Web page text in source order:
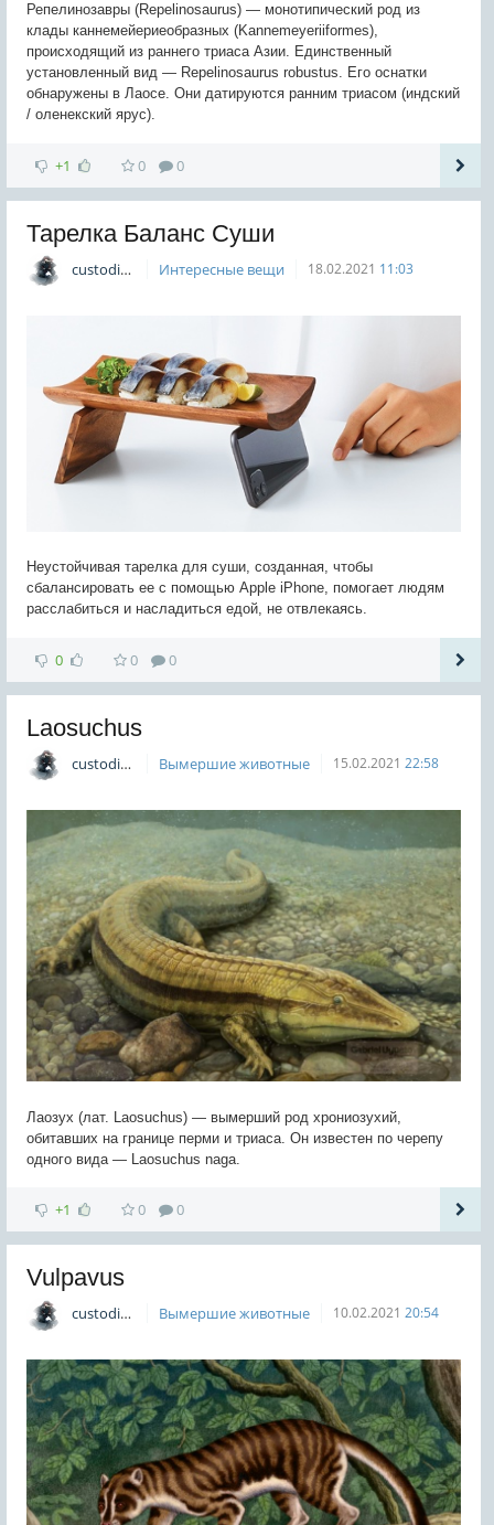
Репелинозавры (Repelinosaurus) — монотипический род из
клады каннемейериеобразных (Kannemeyeriiformes),
происходящий из раннего триаса Азии. Единственный
установленный вид — Repelinosaurus robustus. Его оснатки
обнаружены в Лаосе. Они датируются ранним триасом (индский
/ оленекский ярус).
+1 0 0
Тарелка Баланс Суши
custodian Интересные вещи 18.02.2021 11:03
Неустойчивая тарелка для суши, созданная, чтобы
сбалансировать ее с помощью Apple iPhone, помогает людям
расслабиться и насладиться едой, не отвлекаясь.
0 0 0
Laosuchus
custodian Вымершие животные 15.02.2021 22:58
Лаозух (лат. Laosuchus) — вымерший род хрониозухий,
обитавших на границе перми и триаса. Он известен по черепу
одного вида — Laosuchus naga.
+1 0 0
Vulpavus
custodian Вымершие животные 10.02.2021 20:54